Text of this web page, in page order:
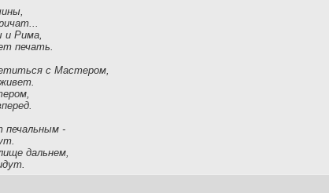
и Рима,
печать.
с Мастером,
печальным -
дальнем,